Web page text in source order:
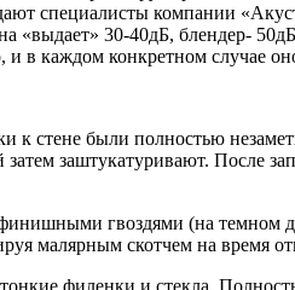
специалисты компании
«выдает» 30-40дБ, блендер-
в каждом конкретном случае
к стене были полностью
заштукатуривают. После
гвоздями (на темном
малярным скотчем на время